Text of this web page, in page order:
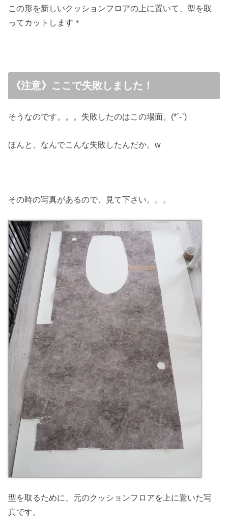
この形を新しいクッションフロアの上に置いて、型を取
ってカットします＊
《注意》ここで失敗しました！
そうなのです。。。失敗したのはこの場面。(*´-`)
ほんと、なんでこんな失敗したんだか。w
その時の写真があるので、見て下さい。。。
型を取るために、元のクッションフロアを上に置いた写
真です。